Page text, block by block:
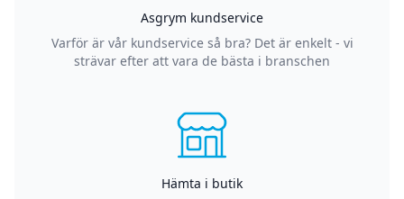
Asgrym kundservice
Varför är vår kundservice så bra? Det är enkelt - vi
strävar efter att vara de bästa i branschen
Hämta i butik